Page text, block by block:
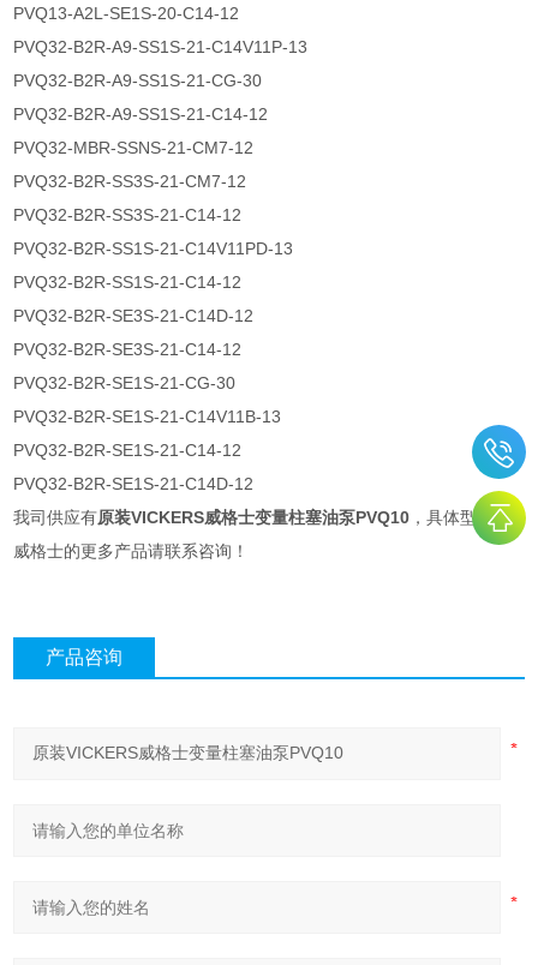
PVQ13-A2L-SE1S-20-C14-12
PVQ32-B2R-A9-SS1S-21-C14V11P-13
PVQ32-B2R-A9-SS1S-21-CG-30
PVQ32-B2R-A9-SS1S-21-C14-12
PVQ32-MBR-SSNS-21-CM7-12
PVQ32-B2R-SS3S-21-CM7-12
PVQ32-B2R-SS3S-21-C14-12
PVQ32-B2R-SS1S-21-C14V11PD-13
PVQ32-B2R-SS1S-21-C14-12
PVQ32-B2R-SE3S-21-C14D-12
PVQ32-B2R-SE3S-21-C14-12
PVQ32-B2R-SE1S-21-CG-30
PVQ32-B2R-SE1S-21-C14V11B-13
PVQ32-B2R-SE1S-21-C14-12
PVQ32-B2R-SE1S-21-C14D-12
我司供应有原装VICKERS威格士变量柱塞油泵PVQ10 ，具体型号及
威格士的更多产品请联系咨询！
产品咨询